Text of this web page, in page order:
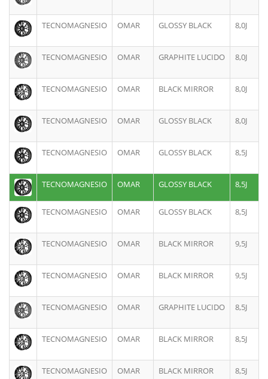
TECNOMAGNESIO OMAR GLOSSY BLACK 8,0J
TECNOMAGNESIO OMAR GRAPHITE LUCIDO 8,0J
TECNOMAGNESIO OMAR BLACK MIRROR 8,0J
TECNOMAGNESIO OMAR GLOSSY BLACK 8,0J
TECNOMAGNESIO OMAR GLOSSY BLACK 8,5J
TECNOMAGNESIO OMAR GLOSSY BLACK 8,5J
TECNOMAGNESIO OMAR GLOSSY BLACK 8,5J
TECNOMAGNESIO OMAR BLACK MIRROR 9,5J
TECNOMAGNESIO OMAR BLACK MIRROR 9,5J
TECNOMAGNESIO OMAR GRAPHITE LUCIDO 8,5J
TECNOMAGNESIO OMAR BLACK MIRROR 8,5J
TECNOMAGNESIO OMAR BLACK MIRROR 8,5J